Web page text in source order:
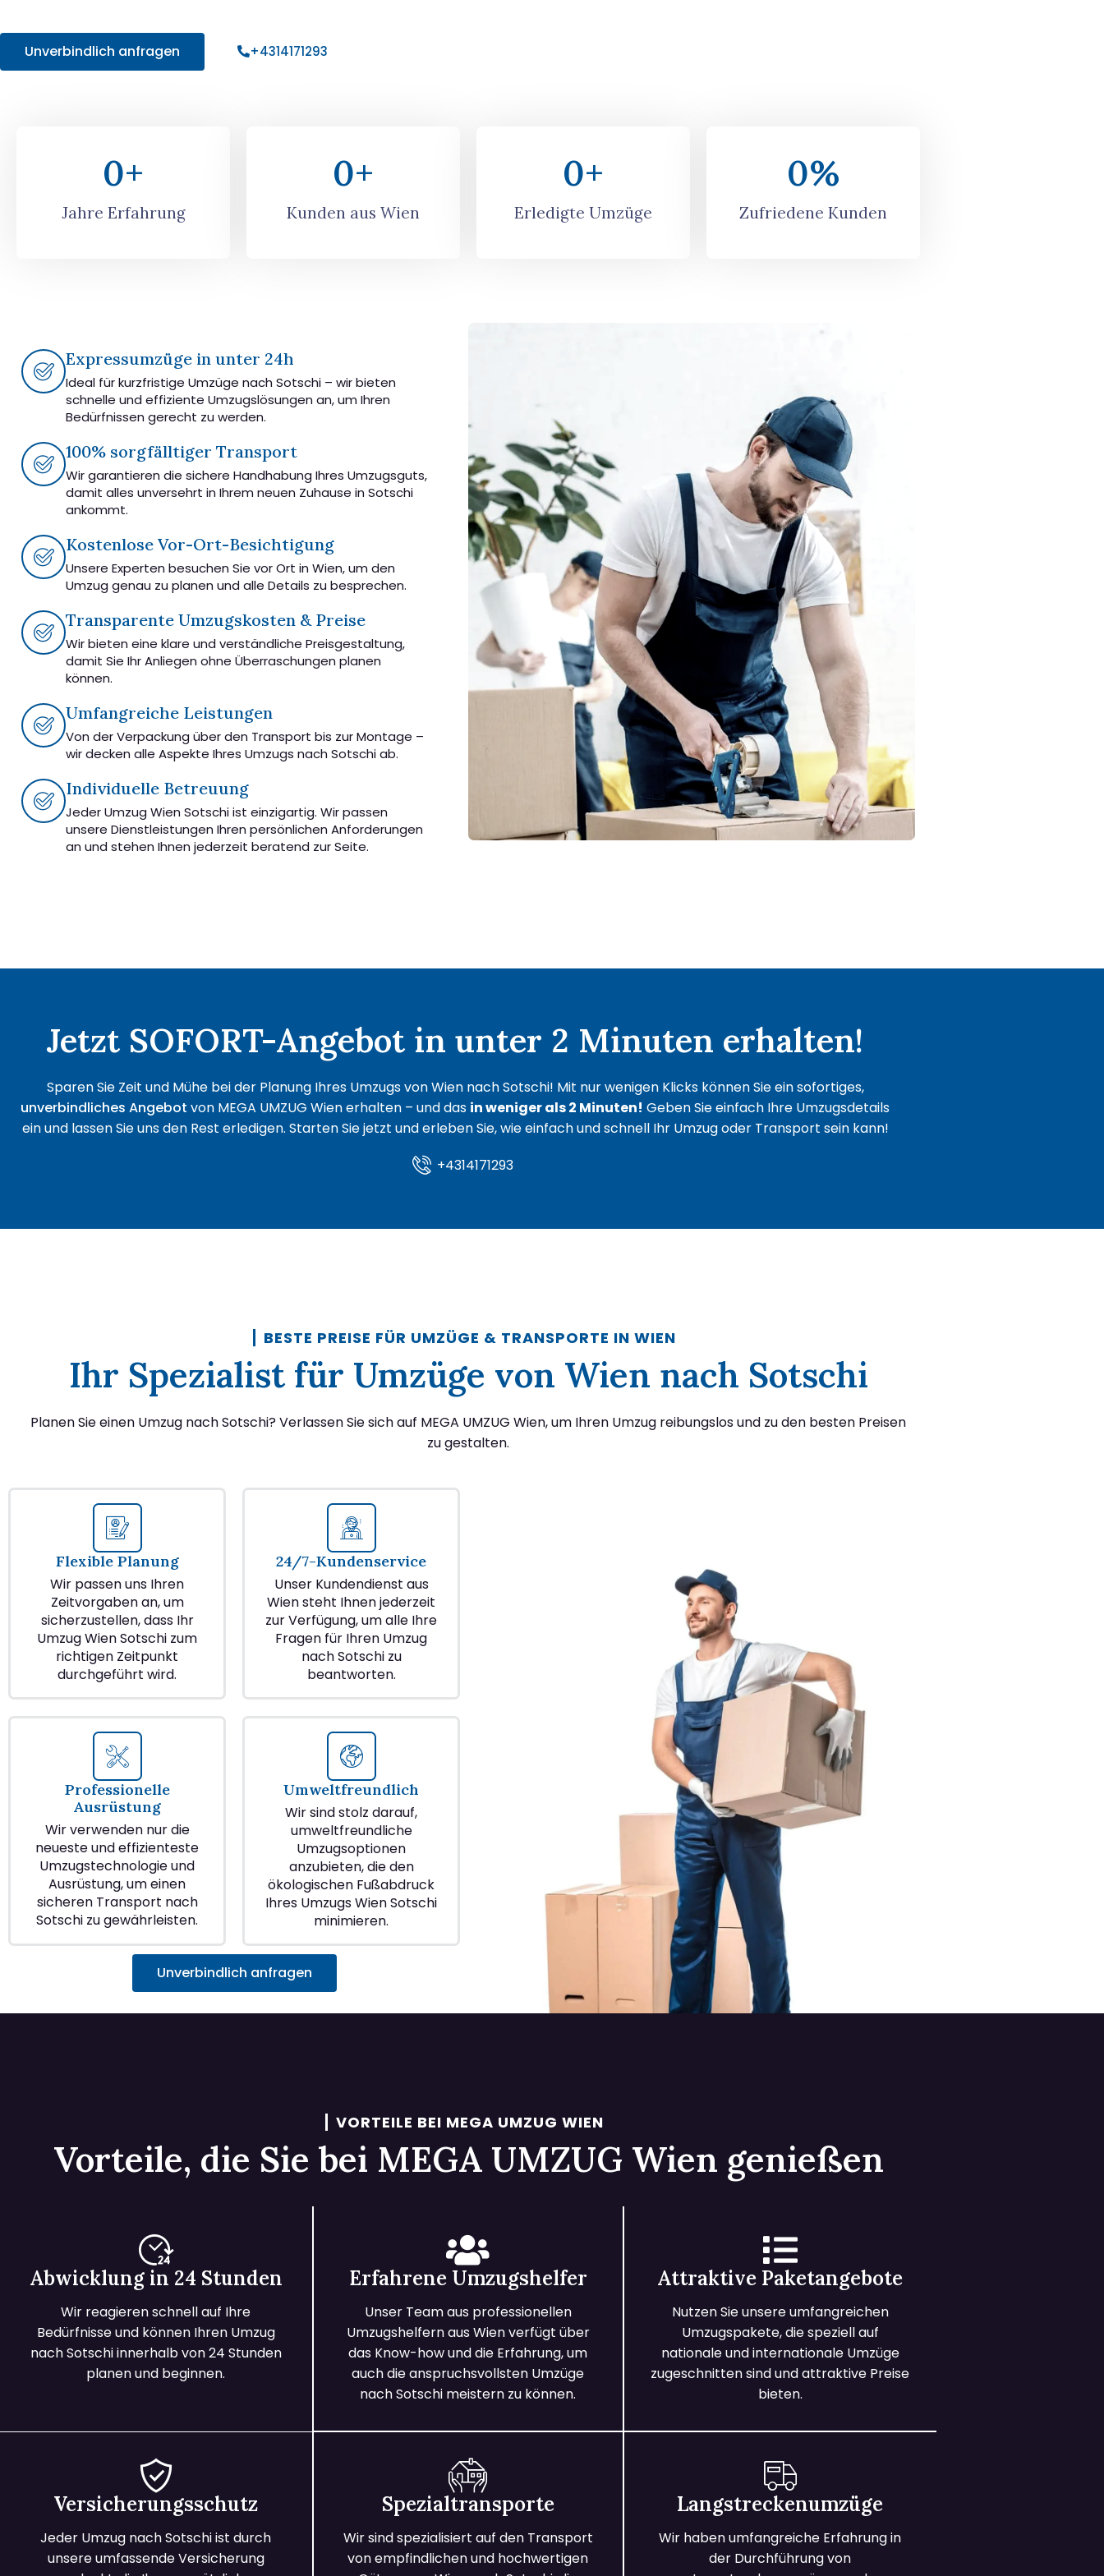
Unverbindlich anfragen +4314171293
Jahre Erfahrung
0+
Kunden aus Wien
0+
Erledigte Umzüge
0+
Zufriedene Kunden
0%
Expressumzüge in unter 24h
Ideal für kurzfristige Umzüge nach Sotschi – wir bieten
schnelle und effiziente Umzugslösungen an, um Ihren
Bedürfnissen gerecht zu werden.
100% sorgfälltiger Transport
Wir garantieren die sichere Handhabung Ihres Umzugsguts,
damit alles unversehrt in Ihrem neuen Zuhause in Sotschi
ankommt.
Kostenlose Vor-Ort-Besichtigung
Unsere Experten besuchen Sie vor Ort in Wien, um den
Umzug genau zu planen und alle Details zu besprechen.
Transparente Umzugskosten & Preise
Wir bieten eine klare und verständliche Preisgestaltung,
damit Sie Ihr Anliegen ohne Überraschungen planen
können.
Umfangreiche Leistungen
Von der Verpackung über den Transport bis zur Montage –
wir decken alle Aspekte Ihres Umzugs nach Sotschi ab.
Individuelle Betreuung
Jeder Umzug Wien Sotschi ist einzigartig. Wir passen
unsere Dienstleistungen Ihren persönlichen Anforderungen
an und stehen Ihnen jederzeit beratend zur Seite.
Jetzt SOFORT-Angebot in unter 2 Minuten erhalten!
Sparen Sie Zeit und Mühe bei der Planung Ihres Umzugs von Wien nach Sotschi! Mit nur wenigen Klicks können Sie ein sofortiges,
unverbindliches Angebot von MEGA UMZUG Wien erhalten – und das in weniger als 2 Minuten! Geben Sie einfach Ihre Umzugsdetails
ein und lassen Sie uns den Rest erledigen. Starten Sie jetzt und erleben Sie, wie einfach und schnell Ihr Umzug oder Transport sein kann!
+4314171293
BESTE PREISE FÜR UMZÜGE & TRANSPORTE IN WIEN
Ihr Spezialist für Umzüge von Wien nach Sotschi
Planen Sie einen Umzug nach Sotschi? Verlassen Sie sich auf MEGA UMZUG Wien, um Ihren Umzug reibungslos und zu den besten Preisen
zu gestalten.
Flexible Planung
Wir passen uns Ihren
Zeitvorgaben an, um
sicherzustellen, dass Ihr
Umzug Wien Sotschi zum
richtigen Zeitpunkt
durchgeführt wird.
24/7-Kundenservice
Unser Kundendienst aus
Wien steht Ihnen jederzeit
zur Verfügung, um alle Ihre
Fragen für Ihren Umzug
nach Sotschi zu
beantworten.
Professionelle
Ausrüstung
Wir verwenden nur die
neueste und effizienteste
Umzugstechnologie und
Ausrüstung, um einen
sicheren Transport nach
Sotschi zu gewährleisten.
Umweltfreundlich
Wir sind stolz darauf,
umweltfreundliche
Umzugsoptionen
anzubieten, die den
ökologischen Fußabdruck
Ihres Umzugs Wien Sotschi
minimieren.
Unverbindlich anfragen
VORTEILE BEI MEGA UMZUG WIEN
Vorteile, die Sie bei MEGA UMZUG Wien genießen
Abwicklung in 24 Stunden
Wir reagieren schnell auf Ihre
Bedürfnisse und können Ihren Umzug
nach Sotschi innerhalb von 24 Stunden
planen und beginnen.
Erfahrene Umzugshelfer
Unser Team aus professionellen
Umzugshelfern aus Wien verfügt über
das Know-how und die Erfahrung, um
auch die anspruchsvollsten Umzüge
nach Sotschi meistern zu können.
Attraktive Paketangebote
Nutzen Sie unsere umfangreichen
Umzugspakete, die speziell auf
nationale und internationale Umzüge
zugeschnitten sind und attraktive Preise
bieten.
Versicherungsschutz
Jeder Umzug nach Sotschi ist durch
unsere umfassende Versicherung
Spezialtransporte
Wir sind spezialisiert auf den Transport
von empfindlichen und hochwertigen
Langstreckenumzüge
Wir haben umfangreiche Erfahrung in
der Durchführung von